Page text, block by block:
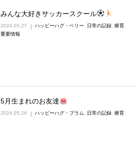
みんな大好きサッカースクール
2024.05.27 ハッピーハグ・ベリー 日常の記録 療育
重要情報
5月生まれのお友達
2024.05.26 ハッピーハグ・プラム 日常の記録 療育